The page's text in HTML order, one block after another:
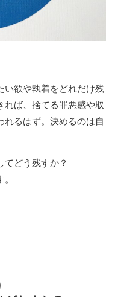
い欲や執着をどれだけ残
れば、捨てる罪悪感や取
れるはず。決めるのは自
てどう残すか？